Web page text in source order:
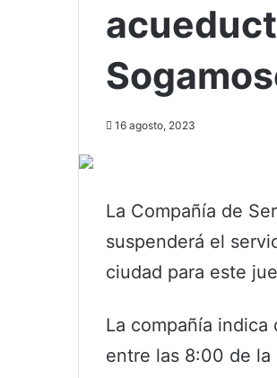
16 agosto, 2023
La Compañía de
suspenderá el
ciudad para este
La compañía indica
entre las 8:00 de la